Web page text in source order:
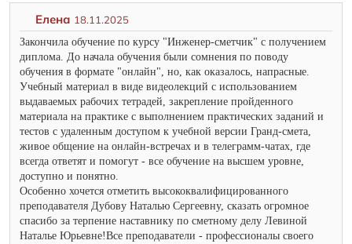
Елена 18.11.2025
Закончила обучение по курсу "Инженер-сметчик" с получением
диплома. До начала обучения были сомнения по поводу
обучения в формате "онлайн", но, как оказалось, напрасные.
Учебный материал в виде видеолекций с использованием
выдаваемых рабочих тетрадей, закрепление пройденного
материала на практике с выполнением практических заданий и
тестов с удаленным доступом к учебной версии Гранд-смета,
живое общение на онлайн-встречах и в телеграмм-чатах, где
всегда ответят и помогут - все обучение на высшем уровне,
доступно и понятно.
Особенно хочется отметить высококвалифицированного
преподавателя Дубову Наталью Сергеевну, сказать огромное
спасибо за терпение наставнику по сметному делу Левиной
Наталье Юрьевне!Все преподаватели - профессионалы своего